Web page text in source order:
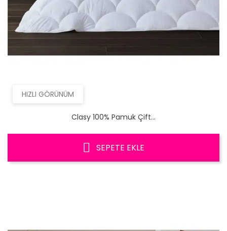
HIZLI GÖRÜNÜM
Clasy 100% Pamuk Çift...
SEPETE EKLE